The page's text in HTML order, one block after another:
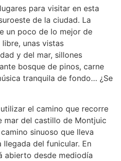
para visitar en esta
de la ciudad. La
un poco de lo mejor de
unas vistas
y del mar, sillones
bosque de pinos, carne
tranquila de fondo… ¿Se
el camino que recorre
mar del castillo de Montjuic
sinuoso que lleva
del funicular. En
abierto desde mediodía